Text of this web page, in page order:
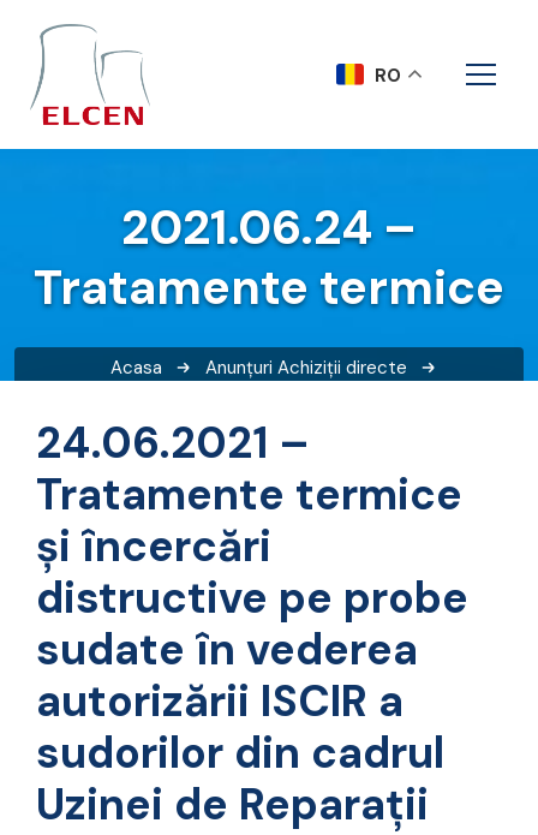
2021.06.24 –
Tratamente termice
Acasa Anunțuri Achiziții directe
24.06.2021 –
Tratamente termice
și încercări
distructive pe probe
sudate în vederea
autorizării ISCIR a
sudorilor din cadrul
Uzinei de Reparații
RO